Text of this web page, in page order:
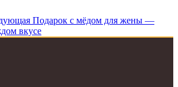
Подарок с мёдом для жены —
вкусе